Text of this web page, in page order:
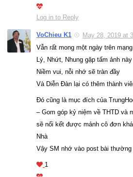
Log in to Reply
VoChieu K1
May 28, 2019 at
Vẫn rất mong một ngày trên mạng
Lý, Nhứt, Nhung gặp tấm ảnh này
Niềm vui, nỗi nhớ sẽ tràn đầy
Và Diễn Đàn lại có thêm thành
Đó cũng là mục đích của
– Gom góp kỷ niệm về THTD và
sẽ nối kết được mảnh cô đơn
Nhà
Vậy SM nhớ vào post bài thường
1